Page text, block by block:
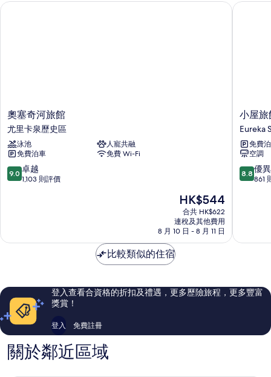
奧
塞
奇
河
旅
館
尤
區
奧塞奇河旅館
尤里卡泉歷史區
泳池
人寵共融
免費泊車
免費 Wi-Fi
9.0
分
卓
評
價
評
9.0 卓越
1,103 則評價
現
售
HK$544
HK$544
合共 HK$622
連稅及其他費用
8 月 10 日 - 8 月 11 日
奧塞奇河旅館
小
屋
旅
館
Eureka
Springs
小屋旅
Eureka
免費
空調
8.8
分
優
評
價
8.8 優異
861
小屋旅館
比較類似的住宿
登入查看合資格的折扣及禮遇，更多歷險旅程，更多豐富
獎賞！
登入 免費註冊
關於鄰近區域